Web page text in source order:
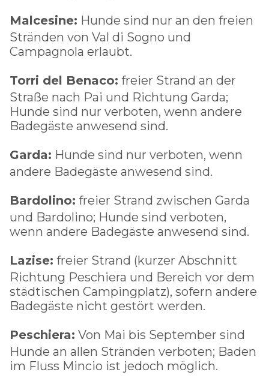
Malcesine: Hunde sind nur an den freien
Stränden von Val di Sogno und
Campagnola erlaubt.
Torri del Benaco: freier Strand an der
Straße nach Pai und Richtung Garda;
Hunde sind nur verboten, wenn andere
Badegäste anwesend sind.
Garda: Hunde sind nur verboten, wenn
andere Badegäste anwesend sind.
Bardolino: freier Strand zwischen Garda
und Bardolino; Hunde sind verboten,
wenn andere Badegäste anwesend sind.
Lazise: freier Strand (kurzer Abschnitt
Richtung Peschiera und Bereich vor dem
städtischen Campingplatz), sofern andere
Badegäste nicht gestört werden.
Peschiera: Von Mai bis September sind
Hunde an allen Stränden verboten; Baden
im Fluss Mincio ist jedoch möglich.